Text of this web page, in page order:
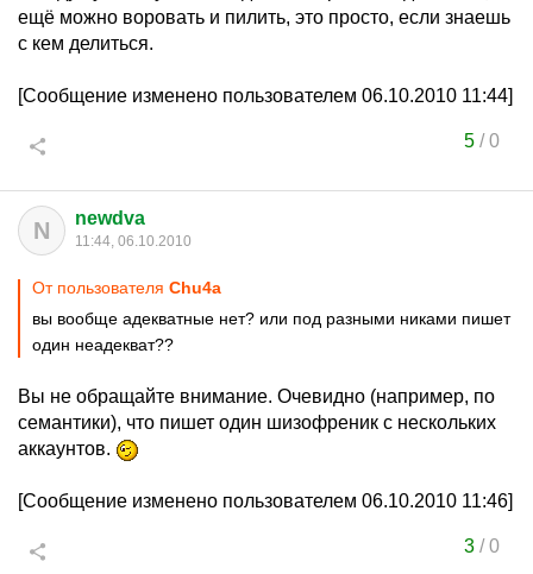
ещё можно воровать и пилить, это просто, если знаешь
с кем делиться.
[Сообщение изменено пользователем 06.10.2010 11:44]
5/0
N newdva
11:44, 06.10.2010
От пользователя Chu4a
вы вообще адекватные нет? или под разными никами пишет
один неадекват??
Вы не обращайте внимание. Очевидно (например, по
семантики), что пишет один шизофреник с нескольких
аккаунтов.
[Сообщение изменено пользователем 06.10.2010 11:46]
3/0